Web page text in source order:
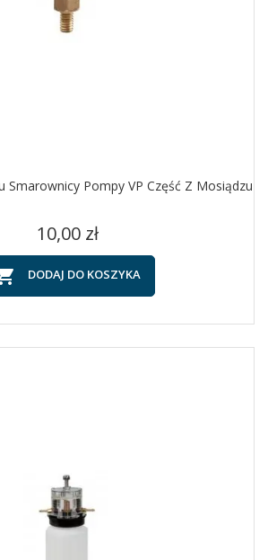
Smarownicy Pompy VP Część Z Mosiądzu
Cena
10,00 zł
DODAJ DO KOSZYKA